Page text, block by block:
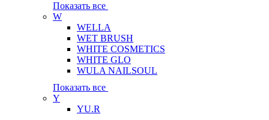
Показать все
W
WELLA
WET BRUSH
WHITE COSMETICS
WHITE GLO
WULA NAILSOUL
Показать все
Y
YU.R